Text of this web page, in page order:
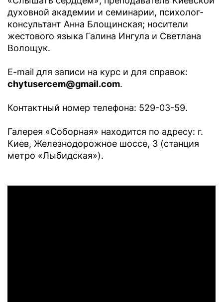
духовной академии и семинарии, психолог-
консультант Анна Блощинская; носители
жестового языка Галина Ингула и Светлана
Волощук.
E-mail для записи на курс и для справок:
chytusercem@gmail.com.
Контактный номер телефона: 529-03-59.
Галерея «Соборная» находится по адресу: г.
Киев, Железнодорожное шоссе, 3 (станция
метро «Лыбидская»).